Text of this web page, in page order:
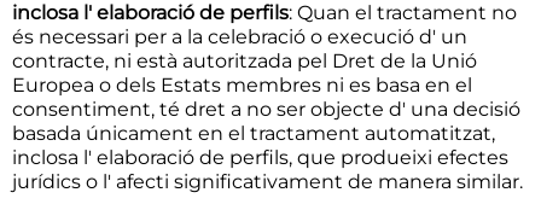
inclosa l' elaboració de perfils: Quan el tractament no
és necessari per a la celebració o execució d' un
contracte, ni està autoritzada pel Dret de la Unió
Europea o dels Estats membres ni es basa en el
consentiment, té dret a no ser objecte d' una decisió
basada únicament en el tractament automatitzat,
inclosa l' elaboració de perfils, que produeixi efectes
jurídics o l' afecti significativament de manera similar.